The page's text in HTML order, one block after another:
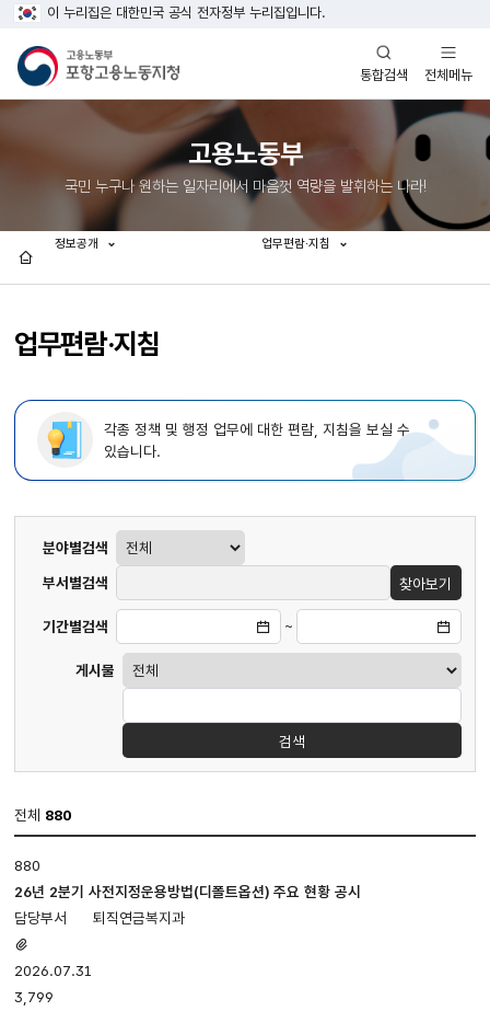
이 누리집은 대한민국 공식 전자정부 누리집입니다.
통합검색
열기
전체메뉴
열기
고용노동부
국민 누구나 원하는 일자리에서 마음껏 역량을 발휘하는 나라!
업무편람·지침
정보공개 업무편람·지침
각종 정책 및 행정 업무에 대한 편람, 지침을 보실 수
있습니다.
게시판
분야별검색
부서별검색
찾아보기
기간별검색 ~
게시물
검색
전체 880
·
지침
게시판
입니다.
번호,
제목,
첨부파일,
880
26년 2분기 사전지정운용방법(디폴트옵션) 주요 현황 공시
퇴직연금복지과
있음
2026.07.31
3,799